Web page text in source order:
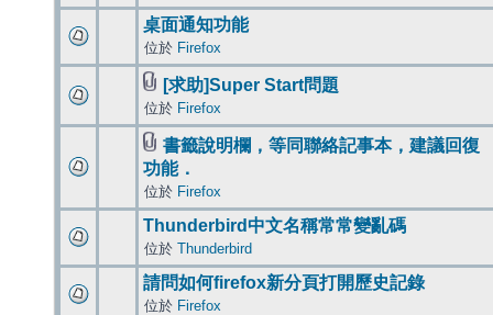
桌面通知功能
位於 Firefox
[求助]Super Start問題
位於 Firefox
書籤說明欄，等同聯絡記事本，建議回復
功能．
位於 Firefox
Thunderbird中文名稱常常變亂碼
位於 Thunderbird
請問如何firefox新分頁打開歷史記錄
位於 Firefox